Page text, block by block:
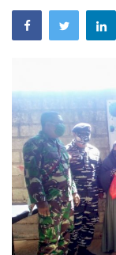
Giat Ops
Link Polda NTT